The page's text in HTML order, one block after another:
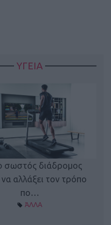
ΥΓΕΙΑ
ο σωστός διάδρομος
να αλλάξει τον τρόπο
πο…
ΆΛΛΑ